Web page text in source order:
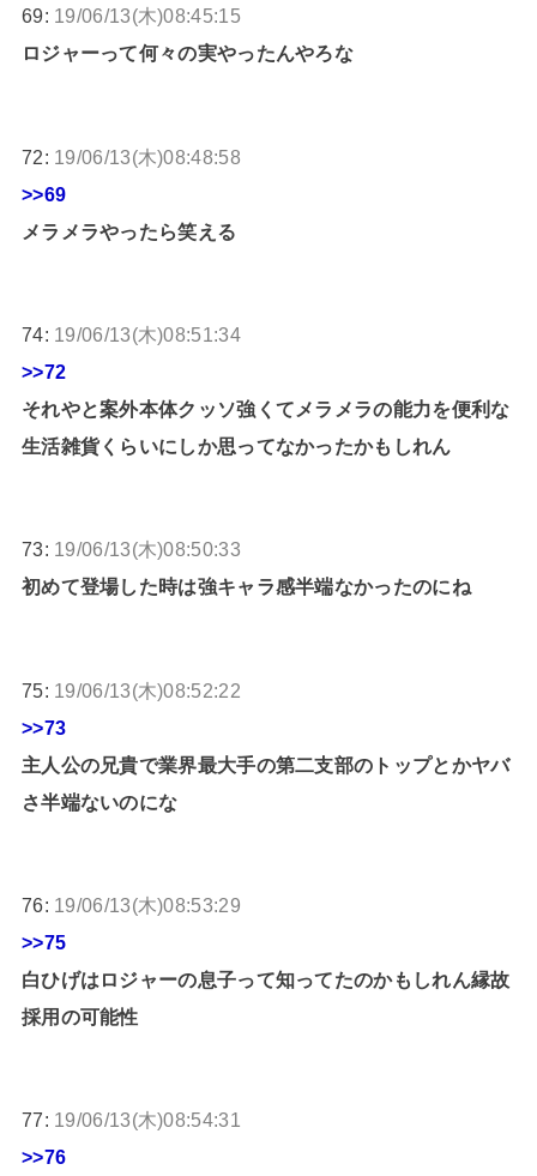
69: 19/06/13(木)08:45:15
ロジャーって何々の実やったんやろな
72: 19/06/13(木)08:48:58
>>69
メラメラやったら笑える
74: 19/06/13(木)08:51:34
>>72
それやと案外本体クッソ強くてメラメラの能力を便利な
生活雑貨くらいにしか思ってなかったかもしれん
73: 19/06/13(木)08:50:33
初めて登場した時は強キャラ感半端なかったのにね
75: 19/06/13(木)08:52:22
>>73
主人公の兄貴で業界最大手の第二支部のトップとかヤバ
さ半端ないのにな
76: 19/06/13(木)08:53:29
>>75
白ひげはロジャーの息子って知ってたのかもしれん縁故
採用の可能性
77: 19/06/13(木)08:54:31
>>76